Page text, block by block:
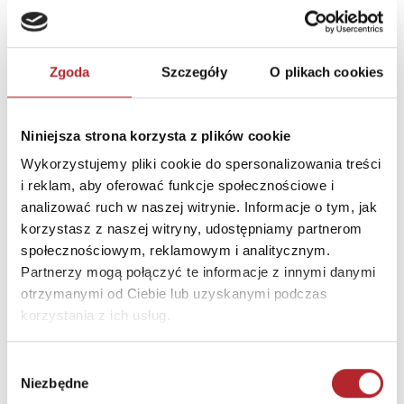
Zgoda Szczegóły O plikach cookies
Niniejsza strona korzysta z plików cookie
Wykorzystujemy pliki cookie do spersonalizowania treści
i reklam, aby oferować funkcje społecznościowe i
analizować ruch w naszej witrynie. Informacje o tym, jak
korzystasz z naszej witryny, udostępniamy partnerom
społecznościowym, reklamowym i analitycznym.
Partnerzy mogą połączyć te informacje z innymi danymi
otrzymanymi od Ciebie lub uzyskanymi podczas
korzystania z ich usług.
zgody
Niezbędne
Puzzle 24 Moto Traktor CzuCzu
Bright Junior Media
Sug. cena det. 69,90 zł